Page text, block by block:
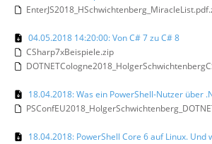
04.05.2018 14:20:00: Von C# 7 zu C# 8
CSharp7xBeispiele.zip
18.04.2018: Was ein PowerShell-Nutzer über
18.04.2018: PowerShell Core 6 auf Linux. Und